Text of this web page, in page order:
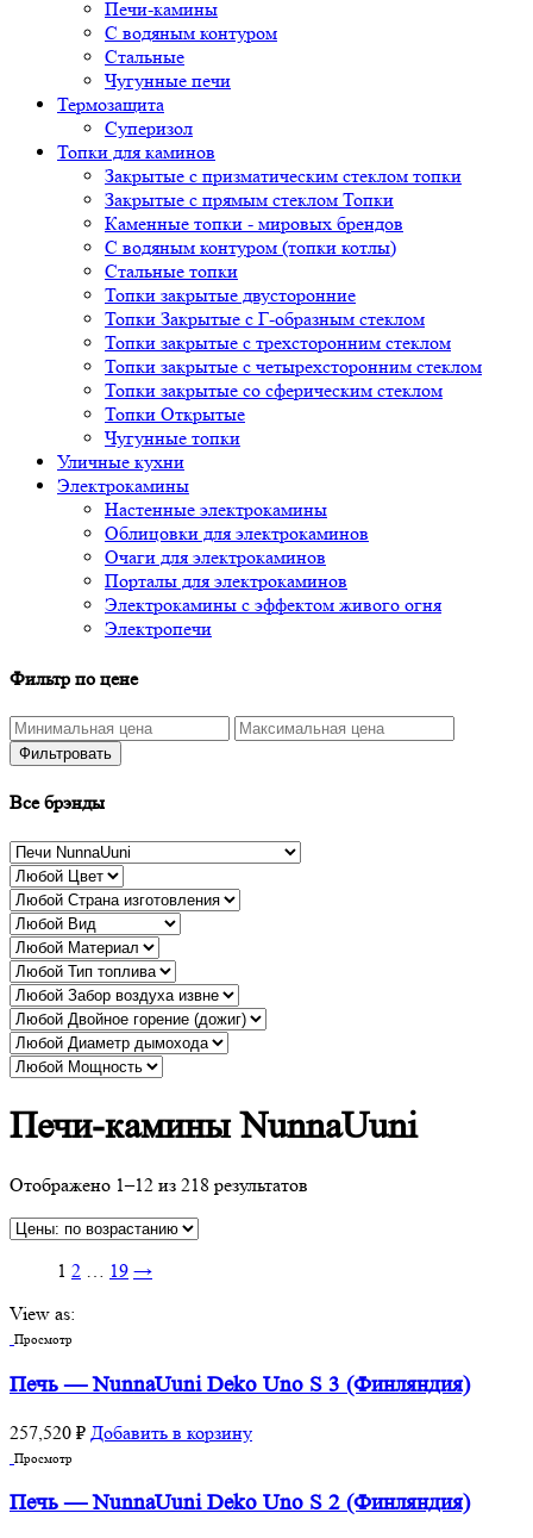
Печи-камины
С водяным контуром
Стальные
Чугунные печи
Термозащита
Суперизол
Топки для каминов
Закрытые с призматическим стеклом топки
Закрытые с прямым стеклом Топки
Каменные топки - мировых брендов
С водяным контуром (топки котлы)
Стальные топки
Топки закрытые двусторонние
Топки Закрытые с Г-образным стеклом
Топки закрытые с трехсторонним стеклом
Топки закрытые с четырехсторонним стеклом
Топки закрытые со сферическим стеклом
Топки Открытые
Чугунные топки
Уличные кухни
Электрокамины
Настенные электрокамины
Облицовки для электрокаминов
Очаги для электрокаминов
Порталы для электрокаминов
Электрокамины с эффектом живого огня
Электропечи
Фильтр по цене
Фильтровать
Все брэнды
Печи-камины NunnaUuni
Отображено 1–12 из 218 результатов
1 2 … 19 →
View as:
Просмотр
Печь — NunnaUuni Deko Uno S 3 (Финляндия)
257,520 ₽ Добавить в корзину
Просмотр
Печь — NunnaUuni Deko Uno S 2 (Финляндия)